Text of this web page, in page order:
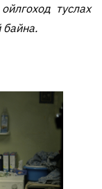
туслах
байна.